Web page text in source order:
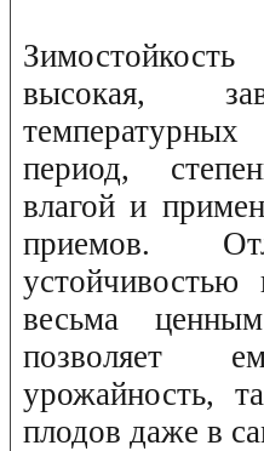
Зимостойкость
высокая,
период,
влагой и
приемов.
весьма
позволяет
урожайность,
плодов даже в